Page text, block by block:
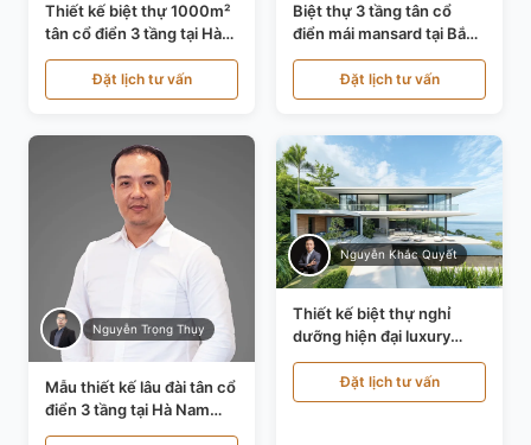
Thiết kế biệt thự 1000m²
tân cổ điển 3 tầng tại Hà
Nội KT21010
Đặt lịch tư vấn
Biệt thự 3 tầng tân cổ
điển mái mansard tại Bắc
Ninh KT21198
Đặt lịch tư vấn
Nguyễn Trọng Thụy
Mẫu thiết kế lâu đài tân cổ
điển 3 tầng tại Hà Nam
KT24821
Nguyễn Khắc Quyết
Thiết kế biệt thự nghỉ
dưỡng hiện đại luxury
700m² tại Đà Nẵng
KT24616Đặt lịch tư vấn